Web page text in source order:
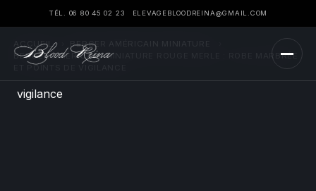
TÉL. 06 80 45 02 23 ELEVAGEBLOODREINA@GMAIL.COM
ACCUEIL BERGER AMÉRICAIN MINIATURE
BERGER AMÉRICAIN MINIATURE ROUGE MERLE : ROBE MARBRÉE
ET POINTS DE VIGILANCE